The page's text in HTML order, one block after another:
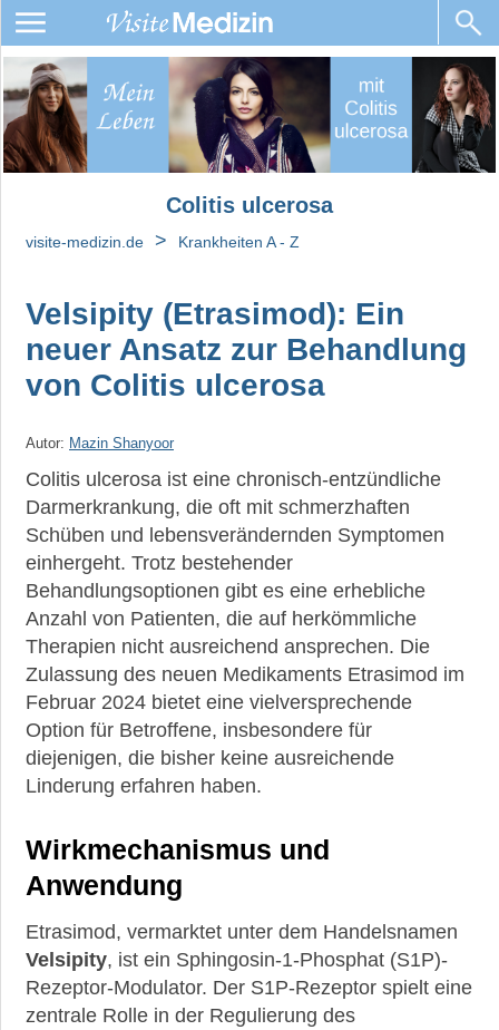
Colitis ulcerosa
visite-medizin.de > Krankheiten A - Z
Velsipity (Etrasimod): Ein
neuer Ansatz zur Behandlung
von Colitis ulcerosa
Autor: Mazin Shanyoor
Colitis ulcerosa ist eine chronisch-entzündliche
Darmerkrankung, die oft mit schmerzhaften
Schüben und lebensverändernden Symptomen
einhergeht. Trotz bestehender
Behandlungsoptionen gibt es eine erhebliche
Anzahl von Patienten, die auf herkömmliche
Therapien nicht ausreichend ansprechen. Die
Zulassung des neuen Medikaments Etrasimod im
Februar 2024 bietet eine vielversprechende
Option für Betroffene, insbesondere für
diejenigen, die bisher keine ausreichende
Linderung erfahren haben.
Wirkmechanismus und
Anwendung
Etrasimod, vermarktet unter dem Handelsnamen
Velsipity, ist ein Sphingosin-1-Phosphat (S1P)-
Rezeptor-Modulator. Der S1P-Rezeptor spielt eine
zentrale Rolle in der Regulierung des
Colitis
ulcerosa
Wir
beantworten
zu
Proktitis
ulcerosa
Ernährung
Colitis
Behandlung
Medikamente
&
Heilpflanzen
Nachrichten,
aktuelle
Studien
und
neueste
Leitlinien
Gut-
Syndrom
Morbus
Crohn